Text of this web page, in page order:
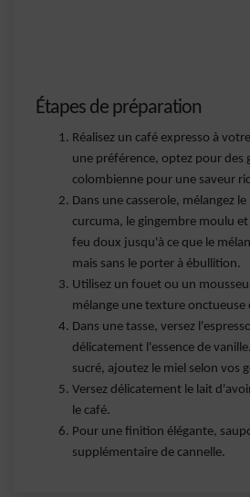
Étapes de préparation
Réalisez un café expresso à
une préférence, optez pour des
colombienne pour une saveur
Dans une casserole, mélangez
curcuma, le gingembre moulu et
feu doux jusqu'à ce que le
mais sans le porter à ébullition.
Utilisez un fouet ou un
mélange une texture onctueuse
Dans une tasse, versez
délicatement l'essence de
sucré, ajoutez le miel selon vos
Versez délicatement le lait
le café.
Pour une finition élégante,
supplémentaire de cannelle.